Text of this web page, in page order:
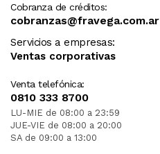
Cobranza de créditos:
cobranzas@fravega.com.ar
Servicios a empresas:
Ventas corporativas
Venta telefónica:
0810 333 8700
LU-MIE de 08:00 a 23:59
JUE-VIE de 08:00 a 20:00
SA de 09:00 a 13:00